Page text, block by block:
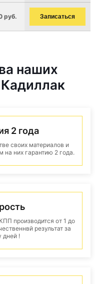
руб. Записаться
наших
2 года
своих материалов и
на них гарантию 2 года.
производится от 1 до
результат за
дней !